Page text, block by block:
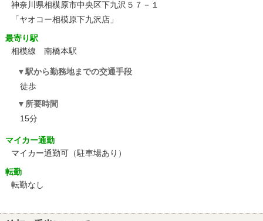
神奈川県相模原市中央区下九沢５７－１
「ヤオコー相模原下九沢店」
最寄り駅
相模線 南橋本駅
駅から勤務地までの交通手段
徒歩
所要時間
15分
マイカー通勤
マイカー通勤可（駐車場あり）
転勤
転勤なし